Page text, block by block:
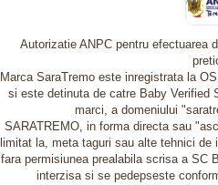
Autorizatie ANPC pentru efectuarea
Marca SaraTremo este inregistrata la
si este detinuta de catre Baby Verified
marci, a domeniului
SARATREMO, in forma directa sau
limitat la, meta taguri sau alte tehnici de
fara permisiunea prealabila scrisa a SC
interzisa si se pedepseste